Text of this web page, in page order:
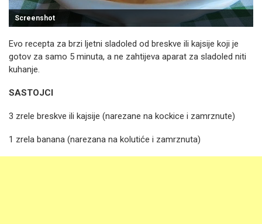
Screenshot
Evo recepta za brzi ljetni sladoled od breskve ili kajsije koji je
gotov za samo 5 minuta, a ne zahtijeva aparat za sladoled niti
kuhanje.
SASTOJCI
3 zrele breskve ili kajsije (narezane na kockice i zamrznute)
1 zrela banana (narezana na kolutiće i zamrznuta)